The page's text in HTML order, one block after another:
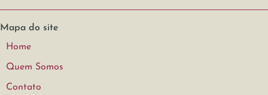
Mapa do site
Home
Quem Somos
Contato